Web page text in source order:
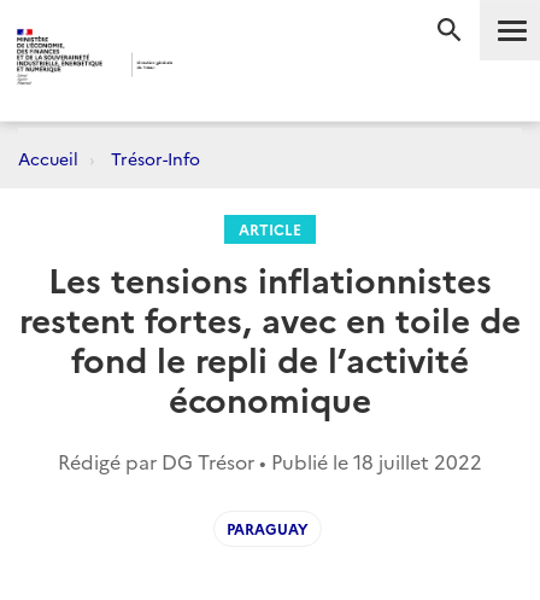
Accueil Trésor-Info
ARTICLE
Les tensions inflationnistes
restent fortes, avec en toile de
fond le repli de l’activité
économique
Rédigé par DG Trésor • Publié le18 juillet 2022
PARAGUAY